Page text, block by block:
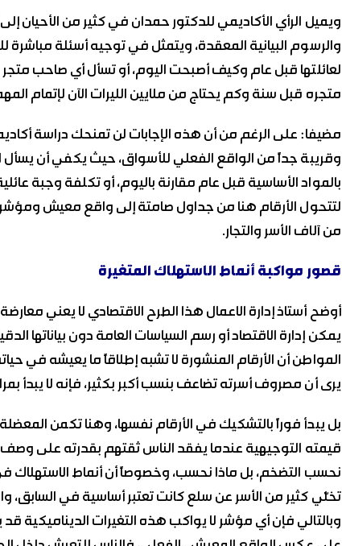
ويميل الرأي الأكاديمي للدكتور حمدان في كثير من الأحيان
والرسوم البيانية المعقدة، ويتمثل في توجيه أسئلة مباشرة
لعائلتها قبل عام وكيف أصبحت اليوم، أو تسأل أي صاحب
متجره قبل سنة وكم يحتاج من ملايين الليرات الآن لإتمام
مضيفا: على الرغم من أن هذه الإجابات لن تمنحك دراسة
وقريبة جداً من الواقع الفعلي للأسواق، حيث يكفي أن يسأل
بالمواد الأساسية قبل عام مقارنة باليوم، أو تكلفة وجبة
لتتحول الأرقام هنا من جداول صامتة إلى واقع معيش ومؤشر
من آلاف الأسر والتجار.
قصور مواكبة أنماط الاستهلاك المتغيرة
أوضح أستاذ إدارة الاعمال هذا الطرح الاقتصادي لا يعني
يمكن إدارة الاقتصاد أو رسم السياسات العامة دون بياناتها
المواطن أن الأرقام المنشورة لا تشبه إطلاقاً ما يعيشه في
يرى أن مصروف أسرته تضاعف بنسب أكبر بكثير، فإنه لا يبدأ
بل يبدأ فوراً بالتشكيك في الأرقام نفسها، وهنا تكمن
قيمته التوجيهية عندما يفقد الناس ثقتهم بقدرته على
نحسب التضخم، بل ماذا نحسب، وخصوصاً أن أنماط الاستهلاك
تخلّي كثير من الأسر عن سلع كانت تعتبر أساسية في
وبالتالي فإن أي مؤشر لا يواكب هذه التغيرات الديناميكية